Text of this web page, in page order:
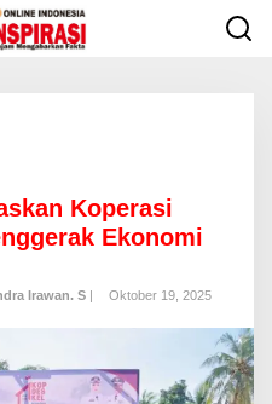
Koperasi
Ekonomi
Irawan. S | Oktober 19, 2025